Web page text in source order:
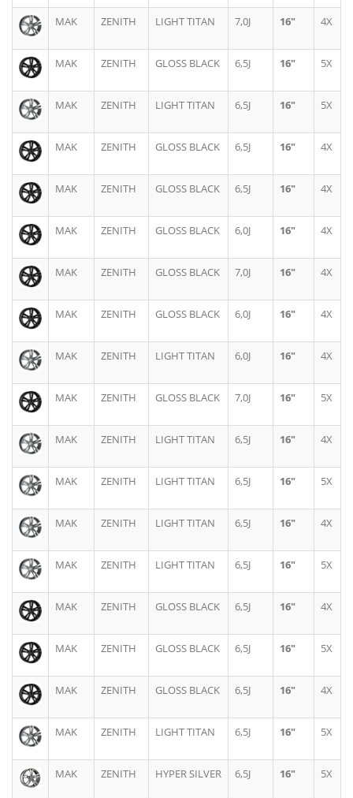
MAK ZENITH LIGHT TITAN 7,0J 16" 4X
MAK ZENITH GLOSS BLACK 6,5J 16" 5X
MAK ZENITH LIGHT TITAN 6,5J 16" 5X
MAK ZENITH GLOSS BLACK 6,5J 16" 4X
MAK ZENITH GLOSS BLACK 6,5J 16" 4X
MAK ZENITH GLOSS BLACK 6,0J 16" 4X
MAK ZENITH GLOSS BLACK 7,0J 16" 4X
MAK ZENITH GLOSS BLACK 6,0J 16" 4X
MAK ZENITH LIGHT TITAN 6,0J 16" 4X
MAK ZENITH GLOSS BLACK 7,0J 16" 5X
MAK ZENITH LIGHT TITAN 6,5J 16" 4X
MAK ZENITH LIGHT TITAN 6,5J 16" 5X
MAK ZENITH LIGHT TITAN 6,5J 16" 4X
MAK ZENITH LIGHT TITAN 6,5J 16" 5X
MAK ZENITH GLOSS BLACK 6,5J 16" 4X
MAK ZENITH GLOSS BLACK 6,5J 16" 5X
MAK ZENITH GLOSS BLACK 6,5J 16" 4X
MAK ZENITH LIGHT TITAN 6,5J 16" 5X
MAK ZENITH HYPER SILVER 6,5J 16" 5X